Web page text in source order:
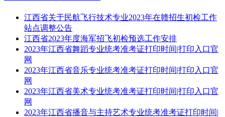
江西省关于民航飞行技术专业2023年在赣招生初检工作
站点调整公告
江西省2023年度海军招飞初检预选工作安排
2023年江西省舞蹈专业统考准考证打印时间|打印入口官
网
2023年江西省音乐专业统考准考证打印时间|打印入口官
网
2023年江西省美术专业统考准考证打印时间|打印入口官
网
2023年江西省播音与主持艺术专业统考准考证打印时间|